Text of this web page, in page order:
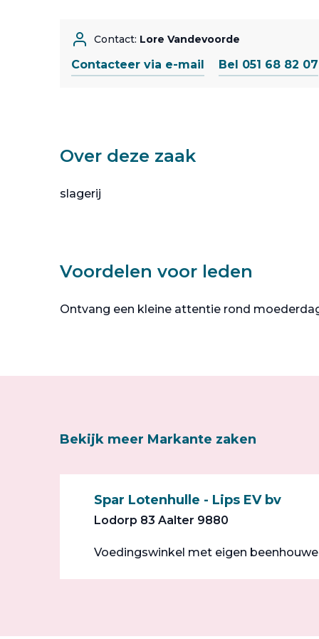
Contact: Lore Vandevoorde
Contacteer via e-mail Bel 051 68 82 07
Over deze zaak
slagerij
Voordelen voor leden
Ontvang een kleine attentie rond
Bekijk meer Markante zaken
Spar Lotenhulle - Lips EV bv
Lodorp 83 Aalter 9880
Voedingswinkel met eigen